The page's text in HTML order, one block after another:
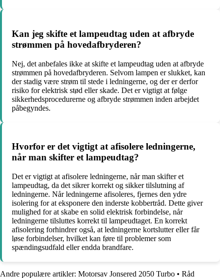
Kan jeg skifte et lampeudtag uden at afbryde
strømmen på hovedafbryderen?
Nej, det anbefales ikke at skifte et lampeudtag uden at afbryde
strømmen på hovedafbryderen. Selvom lampen er slukket, kan
der stadig være strøm til stede i ledningerne, og der er derfor
risiko for elektrisk stød eller skade. Det er vigtigt at følge
sikkerhedsprocedurerne og afbryde strømmen inden arbejdet
påbegyndes.
Hvorfor er det vigtigt at afisolere ledningerne,
når man skifter et lampeudtag?
Det er vigtigt at afisolere ledningerne, når man skifter et
lampeudtag, da det sikrer korrekt og sikker tilslutning af
ledningerne. Når ledningerne afisoleres, fjernes den ydre
isolering for at eksponere den inderste kobbertråd. Dette giver
mulighed for at skabe en solid elektrisk forbindelse, når
ledningerne tilsluttes korrekt til lampeudtaget. En korrekt
afisolering forhindrer også, at ledningerne kortslutter eller får
løse forbindelser, hvilket kan føre til problemer som
spændingsudfald eller endda brandfare.
Andre populære artikler: Motorsav Jonsered 2050 Turbo • Råd